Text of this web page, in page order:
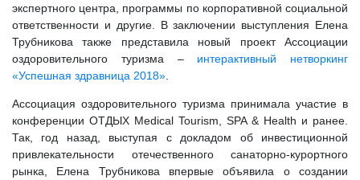
экспертного центра, программы по корпоративной социальной
ответственности и другие. В заключении выступления Елена
Трубникова также представила новый проект Ассоциации
оздоровительного туризма – интерактивный нетворкинг
«Успешная здравница 2018»
Ассоциация оздоровительного туризма принимала участие в
конференции ОТДЫХ Medical Tourism, SPA & Health и ранее.
Так, год назад, выступая с докладом об инвестиционной
привлекательности отечественного санаторно-курортного
рынка, Елена Трубникова впервые объявила о создании